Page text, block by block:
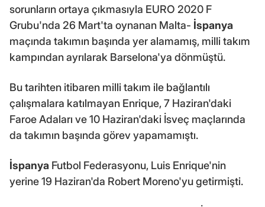
sorunların ortaya çıkmasıyla EURO 2020 F
Grubu'nda 26 Mart'ta oynanan Malta- İspanya
maçında takımın başında yer alamamış, milli takım
kampından ayrılarak Barselona'ya dönmüştü.
Bu tarihten itibaren milli takım ile bağlantılı
çalışmalara katılmayan Enrique, 7 Haziran'daki
Faroe Adaları ve 10 Haziran'daki İsveç maçlarında
da takımın başında görev yapamamıştı.
İspanya Futbol Federasyonu, Luis Enrique'nin
yerine 19 Haziran'da Robert Moreno'yu getirmişti.